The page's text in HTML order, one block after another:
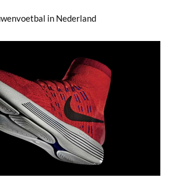
in Nederland